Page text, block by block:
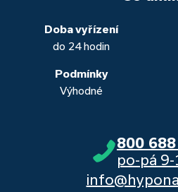
banka, Moneta a Raiffeisenbank.
obou případech najdou výhodné
Doba vyřízení
do 24 hodin
Podmínky
Výhodné
800
po-pá